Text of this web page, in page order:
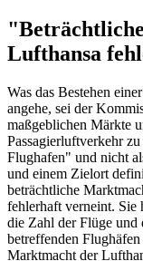
Lufthansa
Was das Bestehen
angehe, sei der
maßgeblichen Märkte
Passagierluftverkehr
Flughafen" und nicht
und einem Zielort
beträchtliche
fehlerhaft verneint. Sie
die Zahl der Flüge und
betreffenden
Marktmacht der